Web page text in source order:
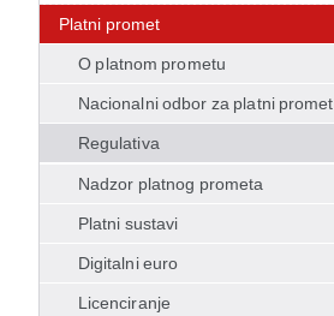
Platni promet
O platnom prometu
Nacionalni odbor za platni promet
Regulativa
Nadzor platnog prometa
Platni sustavi
Digitalni euro
Licenciranje